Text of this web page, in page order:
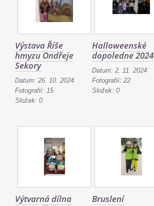
Výstava Říše
hmyzu Ondřeje
Sekory
Datum: 26. 10. 2024
Fotografií: 15
Složek: 0
Halloweenské
dopoledne 2024
Datum: 2. 11. 2024
Fotografií: 22
Složek: 0
Výtvarná dílna
Bruslení